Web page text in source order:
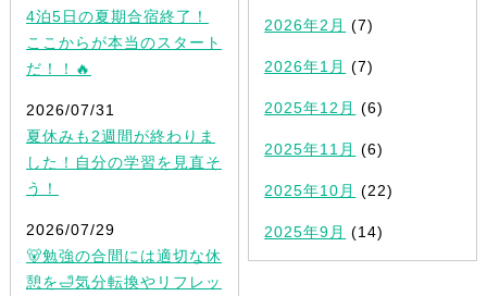
4泊5日の夏期合宿終了！
ここからが本当のスタート
だ！！🔥
2026/07/31
夏休みも2週間が終わりま
した！自分の学習を見直そ
う！
2026/07/29
🐻勉強の合間には適切な休
憩を🛁気分転換やリフレッ
2026年2月 (7)
2026年1月 (7)
2025年12月 (6)
2025年11月 (6)
2025年10月 (22)
2025年9月 (14)